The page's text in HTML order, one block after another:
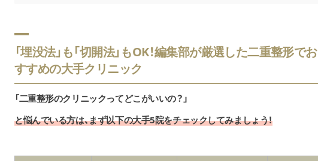
「埋没法」も「切開法」もOK！編集部が厳選した二重整形でお
すすめの大手クリニック
「二重整形のクリニックってどこがいいの？」
と悩んでいる方は、まず以下の大手5院をチェックしてみましょう！